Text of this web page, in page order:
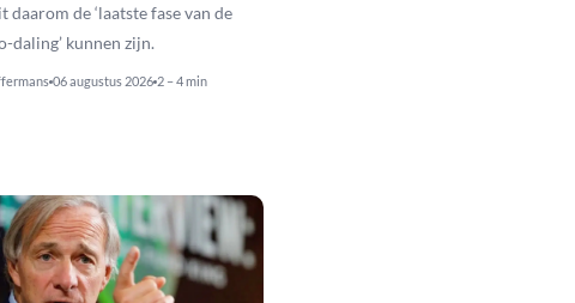
daarom de ‘laatste fase van de
daling’ kunnen zijn.
06 augustus 2026 2 – 4 min